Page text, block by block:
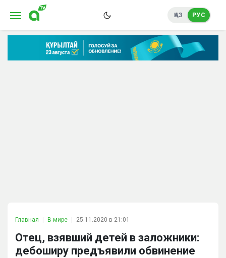
ҚАЗ РУС
Главная В мире 25.11.2020 в 21:01
Отец, взявший детей в заложники:
дебоширу предъявили обвинение